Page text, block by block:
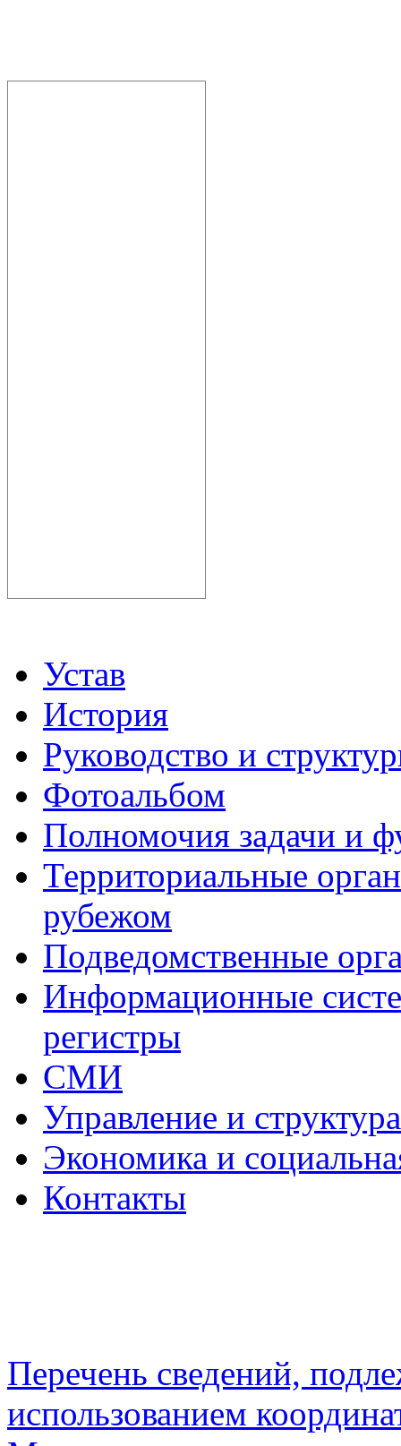
Устав
История
Руководство и
Фотоальбом
Полномочия задачи и
Территориальные
рубежом
Подведомственные
Информационные
регистры
СМИ
Управление и
Экономика и
Контакты
Перечень сведений,
использованием